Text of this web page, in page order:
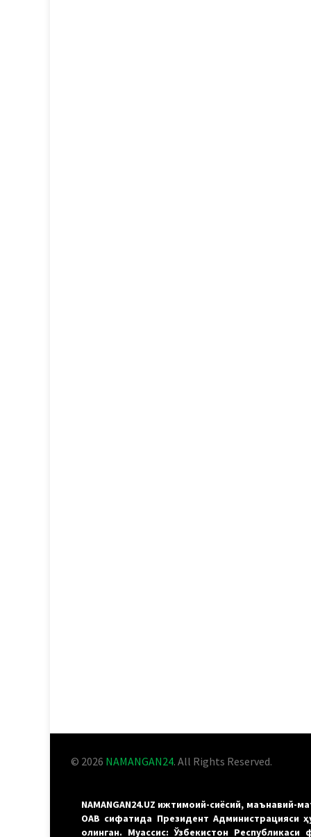
© 2026 NAMANGAN24. All Rights Reserved.
NAMANGAN24.UZ ижтимоий-сиёсий, маънавий-
ОАВ сифатида Президент Администрацияси
олинган. Муассис: Ўзбекистон